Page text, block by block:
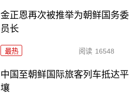
金正恩再次被推举为朝鲜国务委
员长
最热 阅读 16548
中国至朝鲜国际旅客列车抵达平
壤